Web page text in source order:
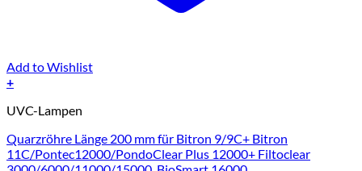
Add to Wishlist
+
UVC-Lampen
Quarzröhre Länge 200 mm für Bitron 9/9C+ Bitron
11C/Pontec12000/PondoClear Plus 12000+ Filtoclear